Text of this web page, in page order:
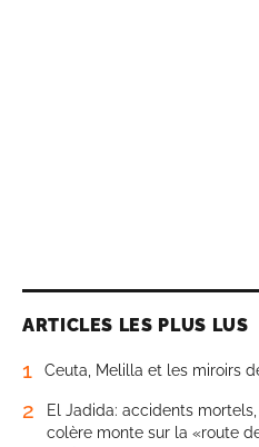
ARTICLES LES PLUS LUS
1 Ceuta, Melilla et les miroirs
2
El Jadida: accidents
colère monte sur la «route